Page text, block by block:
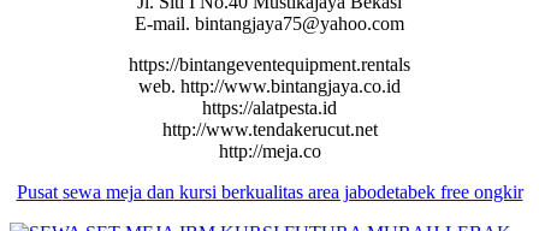
E-mail. bintangjaya75@yahoo.com
https://bintangeventequipment.rentals
web. http://www.bintangjaya.co.id
https://alatpesta.id
http://www.tendakerucut.net
http://meja.co
Pusat sewa meja dan kursi berkualitas area jabodetabek free ongkir